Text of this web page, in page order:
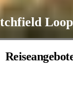
Loop